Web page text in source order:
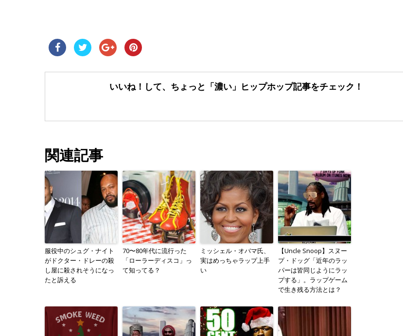
いいね！して、ちょっと「濃い」 ヒップホップ記事をチェック！
関連記事
服役中のシュグ・ナイト
がドクター・ドレーの殺
し屋に殺されそうになっ
たと訴える
70〜80年代に流行った
「ローラーディスコ」っ
て知ってる？
ミッシェル・オバマ氏、
実はめっちゃラップ上手
い
【Uncle Snoop】スヌー
プ・ドッグ「近年のラッ
パーは皆同じようにラッ
プする」。ラップゲーム
で生き残る方法とは？